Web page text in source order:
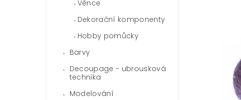
Věnce
Dekorační komponenty
Hobby pomůcky
Barvy
Decoupage - ubrousková
technika
Modelování